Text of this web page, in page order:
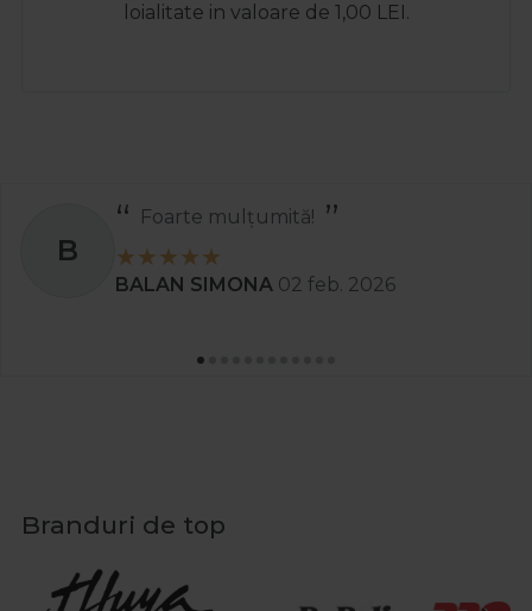
loialitate in valoare de 1,00 LEI.
B
Foarte mulțumită!
BALAN SIMONA 02 feb. 2026
Branduri de top